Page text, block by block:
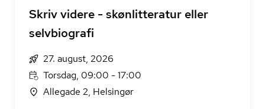
Skriv videre - skønlitteratur eller
selvbiografi
27. august, 2026
Torsdag, 09:00 - 17:00
Allegade 2, Helsingør